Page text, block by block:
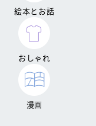
絵本とお話
おしゃれ
漫画